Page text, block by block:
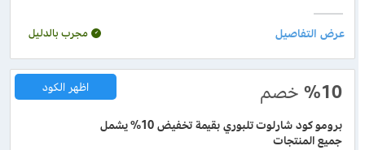
مجرب بالدليل
%10 خصم
برومو كود شارلوت تلبوري بقيمة تخفيض 10% يشمل
جميع المنتجات
اظهر الكود